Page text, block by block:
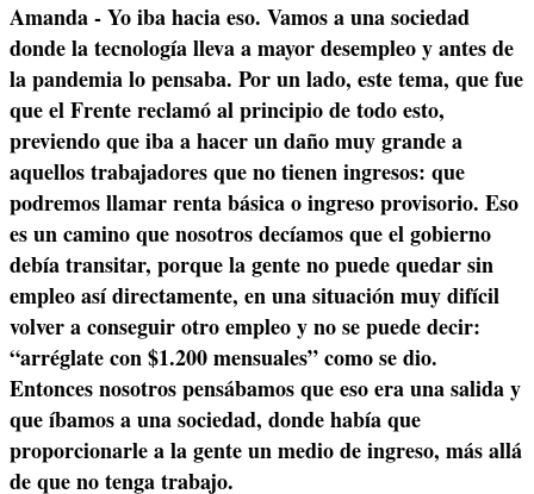
Amanda - Yo iba hacia eso. Vamos a una sociedad
donde la tecnología lleva a mayor desempleo y antes de
la pandemia lo pensaba. Por un lado, este tema, que fue
que el Frente reclamó al principio de todo esto,
previendo que iba a hacer un daño muy grande a
aquellos trabajadores que no tienen ingresos: que
podremos llamar renta básica o ingreso provisorio. Eso
es un camino que nosotros decíamos que el gobierno
debía transitar, porque la gente no puede quedar sin
empleo así directamente, en una situación muy difícil
volver a conseguir otro empleo y no se puede decir:
“arréglate con $1.200 mensuales” como se dio.
Entonces nosotros pensábamos que eso era una salida y
que íbamos a una sociedad, donde había que
proporcionarle a la gente un medio de ingreso, más allá
de que no tenga trabajo.